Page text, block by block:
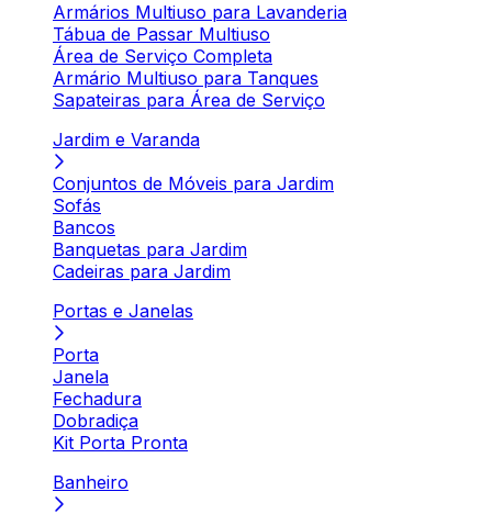
Armários Multiuso para Lavanderia
Tábua de Passar Multiuso
Área de Serviço Completa
Armário Multiuso para Tanques
Sapateiras para Área de Serviço
Jardim e Varanda
Conjuntos de Móveis para Jardim
Sofás
Bancos
Banquetas para Jardim
Cadeiras para Jardim
Portas e Janelas
Porta
Janela
Fechadura
Dobradiça
Kit Porta Pronta
Banheiro